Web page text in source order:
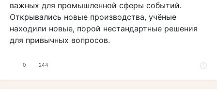
важных для промышленной сферы событий.
Открывались новые производства, учёные
находили новые, порой нестандартные решения
для привычных вопросов.
0 244